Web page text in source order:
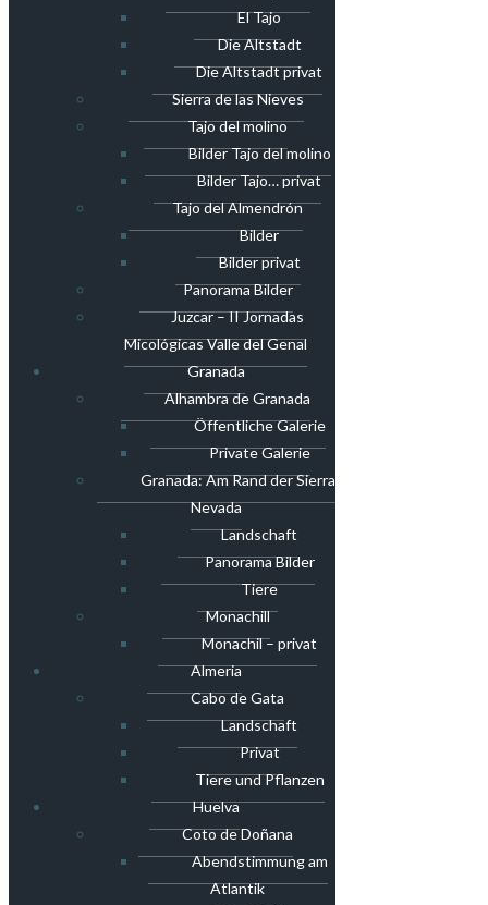
El Tajo
Die Altstadt
Die Altstadt privat
Sierra de las Nieves
Tajo del molino
Bilder Tajo del molino
Bilder Tajo… privat
Tajo del Almendrón
Bilder
Bilder privat
Panorama Bilder
Juzcar – II Jornadas
Micológicas Valle del Genal
Granada
Alhambra de Granada
Öffentliche Galerie
Private Galerie
Granada: Am Rand der Sierra
Nevada
Landschaft
Panorama Bilder
Tiere
Monachill
Monachil – privat
Almeria
Cabo de Gata
Landschaft
Privat
Tiere und Pflanzen
Huelva
Coto de Doñana
Abendstimmung am
Atlantik